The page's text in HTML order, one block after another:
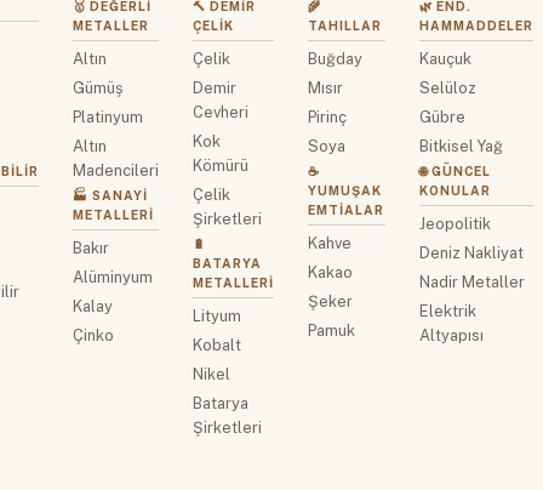
🥇 DEĞERLI
METALLER
Altın
Gümüş
Platinyum
Altın
Madencileri
🏭 SANAYI
METALLERI
Bakır
Alüminyum
Kalay
Çinko
🔨 DEMIR
ÇELIK
Çelik
Demir
Cevheri
Kok
Kömürü
Çelik
Şirketleri
🔋
BATARYA
METALLERI
Lityum
Kobalt
Nikel
Batarya
Şirketleri
🌾
TAHILLAR
Buğday
Mısır
Pirinç
Soya
☕
YUMUŞAK
EMTIALAR
Kahve
Kakao
Şeker
Pamuk
🌿 END.
HAMMADDELER
Kauçuk
Selüloz
Gübre
Bitkisel Yağ
🌐 GÜNCEL
KONULAR
Jeopolitik
Deniz Nakliyat
Nadir Metaller
Elektrik
Altyapısı